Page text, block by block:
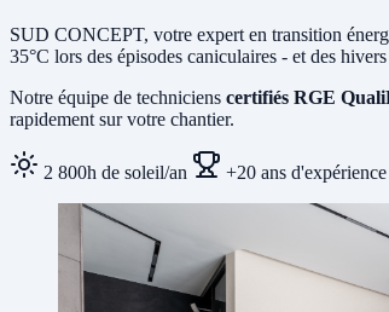
SUD CONCEPT, votre expert en transition
35°C lors des épisodes caniculaires - et des
Notre équipe de techniciens certifiés RGE
rapidement sur votre chantier.
2 800h de soleil/an +20 ans d'expérience